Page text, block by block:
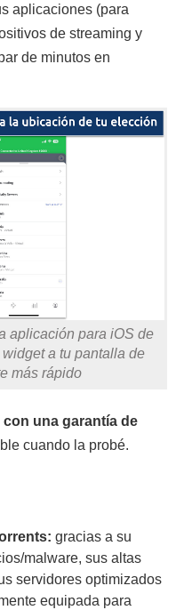
aplicaciones (para
de streaming y
de minutos en
aplicación para iOS de
a tu pantalla de
más rápido
una garantía de
cuando la probé.
gracias a su
malware, sus altas
servidores optimizados
equipada para